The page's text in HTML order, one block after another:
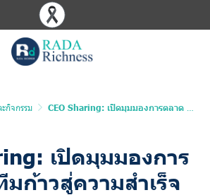
กิจกรรม CEO Sharing: เปิดมุมมองการตลาด พาทีมก้าวสู่ความสำเร็จ
เปิดมุมมองการ
ก้าวสู่ความสำเร็จ